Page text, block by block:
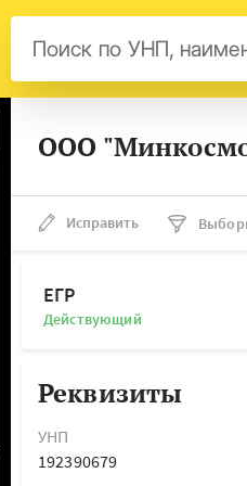
ООО
Исправить
ЕГР
Действующий
Реквизиты
УНП
192390679